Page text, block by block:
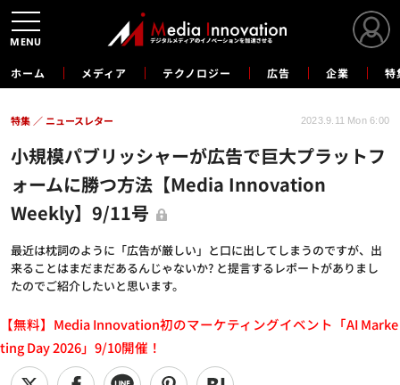
ホーム メディア テクノロジー 広告 企業 特
小規模パブリッシャーが広告で巨大プラットフ
ォームに勝つ方法【Media Innovation
Weekly】9/11号
最近は枕詞のように「広告が厳しい」と口に出してしまうのですが、出
来ることはまだまだあるんじゃないか? と提言するレポートがありまし
たのでご紹介したいと思います。
特集 ニュースレター 2023.9.11 Mon 6:00
【無料】Media Innovation初のマーケティングイベント「AI Marke
ting Day 2026」9/10開催！
MENU